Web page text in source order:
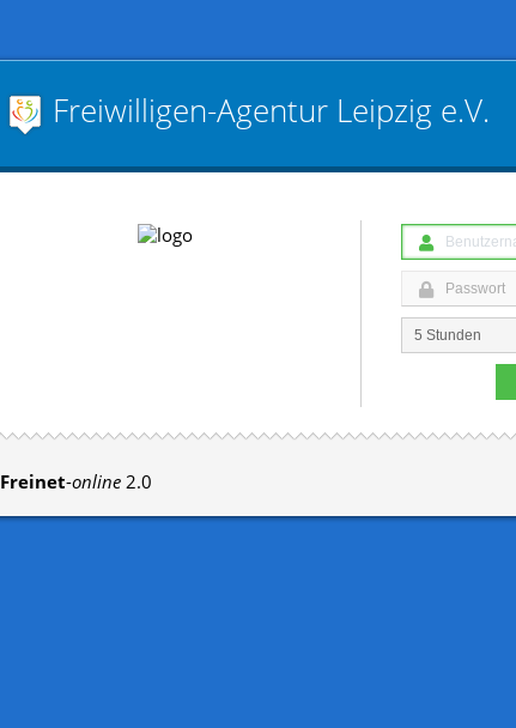
Freiwilligen­-Agentur Leipzig e.V.
Freinet-online 2.0